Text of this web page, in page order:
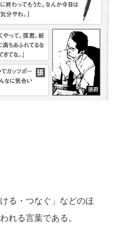
る・つなぐ」などのほ
れる言葉である。